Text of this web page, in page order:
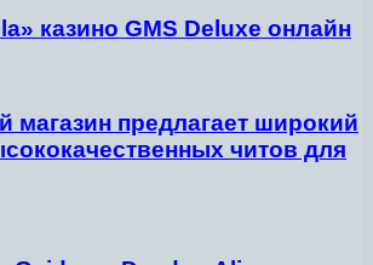
казино GMS Deluxe онлайн
магазин предлагает широкий
читов для